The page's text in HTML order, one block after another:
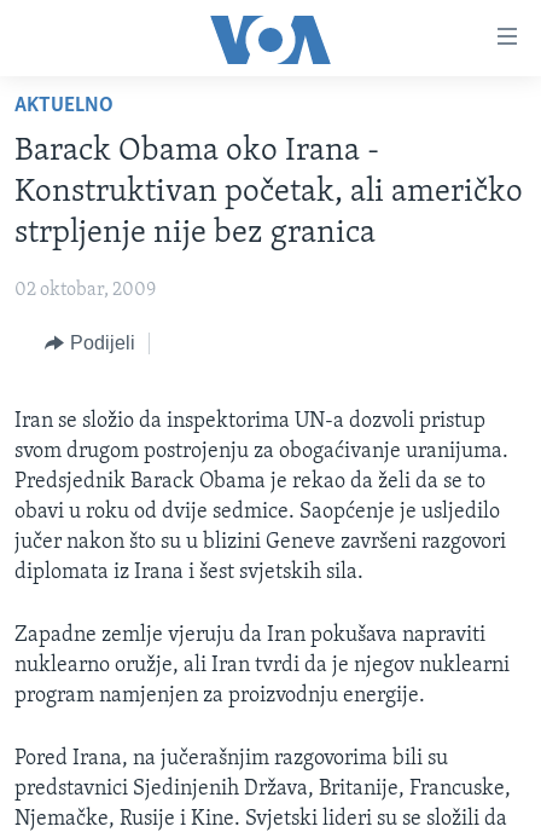
glavni
sadržaj
Pređi
na
glavnu
Idi
pretragu
TV PROGRAM
FOTOGRAFIJE DANA
VIJESTI
SJEDINJENE AMERIČKE DRŽAVE
BOSNA I HERCEGOVINA
NAUKA I TEHNOLOGIJA
SPECIJALNI PROJEKTI
SLOBODA MEDIJA
ŽENSKA STRANA
IZBJEGLIČKA STRANA
MAGAZIN
Learning English
AKTUELNO
Barack Obama oko Irana -
Konstruktivan početak, ali američko
strpljenje nije bez granica
02 oktobar, 2009
Podijeli
Iran se složio da inspektorima UN-a dozvoli pristup
svom drugom postrojenju za obogaćivanje uranijuma.
Predsjednik Barack Obama je rekao da želi da se to
obavi u roku od dvije sedmice. Saopćenje je usljedilo
jučer nakon što su u blizini Geneve završeni razgovori
diplomata iz Irana i šest svjetskih sila.
Zapadne zemlje vjeruju da Iran pokušava napraviti
nuklearno oružje, ali Iran tvrdi da je njegov nuklearni
program namjenjen za proizvodnju energije.
Pored Irana, na jučerašnjim razgovorima bili su
predstavnici Sjedinjenih Država, Britanije, Francuske,
Njemačke, Rusije i Kine. Svjetski lideri su se složili da